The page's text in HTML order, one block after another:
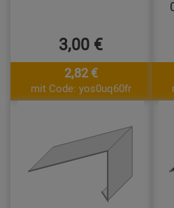
3,00 €
2,82 €
mit Code: yos0uq60fr